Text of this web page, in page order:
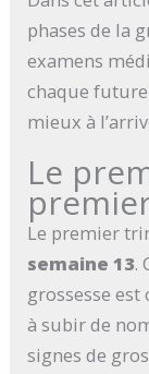
phases de la
examens
chaque
mieux à
Le
Le premier
semaine 13.
grossesse
à subir de
signes de